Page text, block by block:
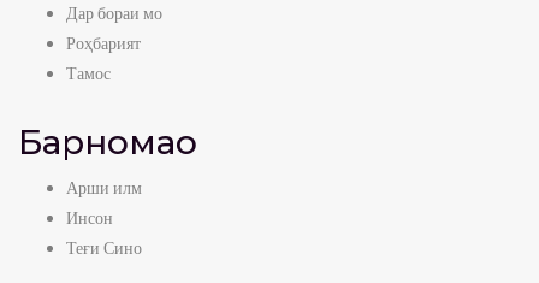
Дар бораи мо
Роҳбарият
Тамос
Барномаҳо
Арши илм
Инсон
Теғи Сино